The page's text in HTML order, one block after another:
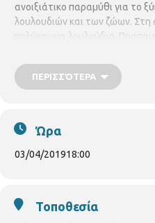
ανοιξιάτικο παραμύθι για το
λουλουδιών και των ζώων.
πολύχρωμα λουλούδια.
συμμετοχή στις εκδηλώσεις
Βιβλιοθήκη Καλλιθέας είναι
ΠΕΡΙΣΣΌΤΕΡΑ
Ώρα
03/04/201918:00
Τοποθεσία